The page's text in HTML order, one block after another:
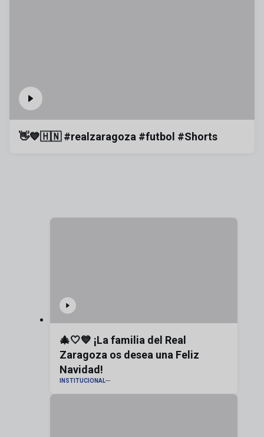
👋💙🇭🇳 #realzaragoza #futbol #Shorts
🎄🤍💙 ¡La familia del Real
Zaragoza os desea una Feliz
Navidad!
INSTITUCIONAL